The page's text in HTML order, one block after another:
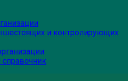
и контролирующих